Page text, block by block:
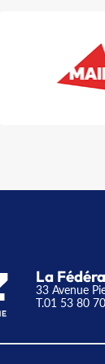
La
33 Avenue
T.01 53 80